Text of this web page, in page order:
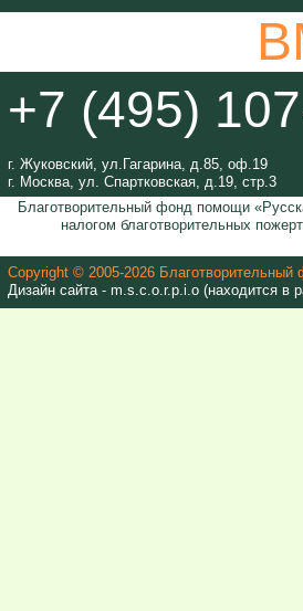
+7 (495)
г. Жуковский, ул.Гагарина, д.85, оф.19
г. Москва, ул. Спартковская, д.19, стр.3
Благотворительный фонд помощи
налогом благотворительных
Copyright © 2005-2026
Дизайн сайта - m.s.c.o.r.p.i.o (находится в